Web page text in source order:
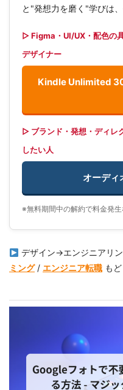
と"発想力を磨く"学びは
▷ Figma・UI/UX・配色の
デザイナー
Kindle Unlimited
▷ ブランド・発想・ディレ
したい人
オーデ
※無料期間中の解約で料金発生
デザイン→エンジニアリ
ミング/ エンジニア転職 もど